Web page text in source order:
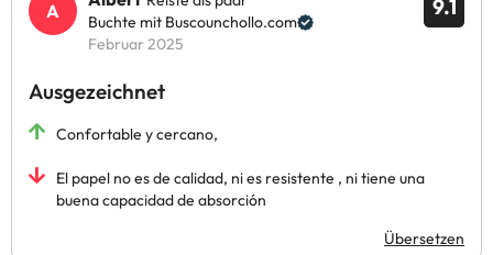
9.1
Buchte mit Buscounchollo.com
Februar 2025
Ausgezeichnet
Confortable y cercano,
El papel no es de calidad, ni es resistente , ni tiene una
buena capacidad de absorción
Übersetzen